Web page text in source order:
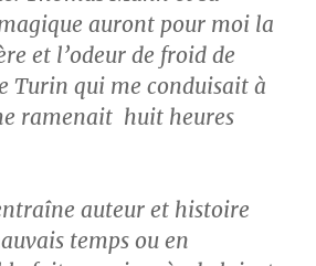
auront pour moi la
et l’odeur de froid de
Turin qui me conduisait à
ramenait huit heures
auteur et histoire
temps ou en